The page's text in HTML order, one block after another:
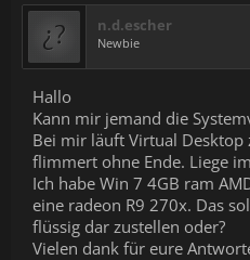
n.d.escher
Newbie
Hallo
Kann mir jemand die
Bei mir läuft Virtual Desktop
flimmert ohne Ende. Liege
Ich habe Win 7 4GB ram
eine radeon R9 270x. Das
flüssig dar zustellen oder?
Vielen dank für eure